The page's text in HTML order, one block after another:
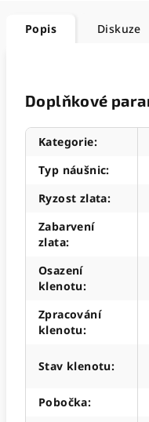
Popis Diskuze
Doplňkové
Kategorie:
Typ náušnic:
Ryzost zlata:
Zabarvení
zlata:
Osazení
klenotu:
Zpracování
klenotu:
Stav klenotu:
Pobočka: